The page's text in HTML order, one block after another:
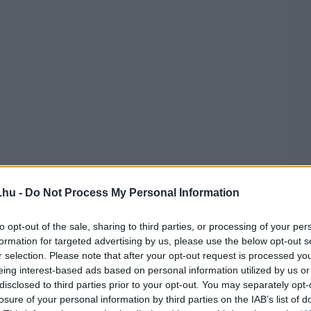
- Do Not Process My Personal Information
opt-out of the sale, sharing to third parties, or processing of your
for targeted advertising by us, please use the below opt-out
selection. Please note that after your opt-out request is processed
interest-based ads based on personal information utilized by us
to third parties prior to your opt-out. You may separately
of your personal information by third parties on the IAB’s list of
de azért nyerje meg a futamot és a bajnoki
mindkettő sikerült.”
mindig is ezt akartam tenni Hudsonnal. Annyira
ünnepelhettünk.”